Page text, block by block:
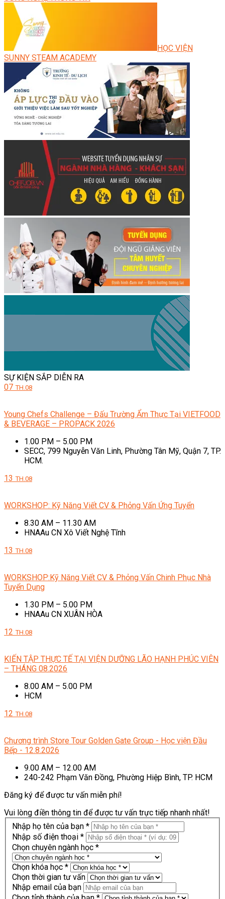
HỌC VIỆN
SUNNY STEAM ACADEMY
SỰ KIỆN SẮP DIỄN RA
07 TH.08
Young Chefs Challenge – Đấu Trường Ẩm Thực Tại VIETFOOD
& BEVERAGE – PROPACK 2026
1.00 PM – 5.00 PM
SECC, 799 Nguyễn Văn Linh, Phường Tân Mỹ, Quận 7, TP.
HCM.
13 TH.08
WORKSHOP: Kỹ Năng Viết CV & Phỏng Vấn Ứng Tuyển
8.30 AM – 11.30 AM
HNAAu CN Xô Viết Nghệ Tĩnh
13 TH.08
WORKSHOP:Kỹ Năng Viết CV & Phỏng Vấn Chinh Phục Nhà
Tuyển Dụng
1.30 PM – 5.00 PM
HNAAu CN XUÂN HÒA
12 TH.08
KIẾN TẬP THỰC TẾ TẠI VIỆN DƯỠNG LÃO HẠNH PHÚC VIÊN
– THÁNG 08.2026
8.00 AM – 5.00 PM
HCM
12 TH.08
Chương trình Store Tour Golden Gate Group - Học viện Đầu
Bếp - 12.8.2026
9.00 AM – 12.00 AM
240-242 Phạm Văn Đồng, Phường Hiệp Bình, TP. HCM
Đăng ký để được tư vấn miễn phí!
Vui lòng điền thông tin để được tư vấn trực tiếp nhanh nhất!
Nhập họ tên của bạn *
Nhập số điện thoại *
Chọn chuyên ngành học *
Chọn khóa học *
Chọn thời gian tư vấn
Nhập email của bạn